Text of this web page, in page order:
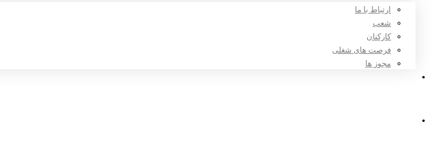
ارتباط با ما
شعب
کارکنان
فرصت های شغلی
مجوز ها